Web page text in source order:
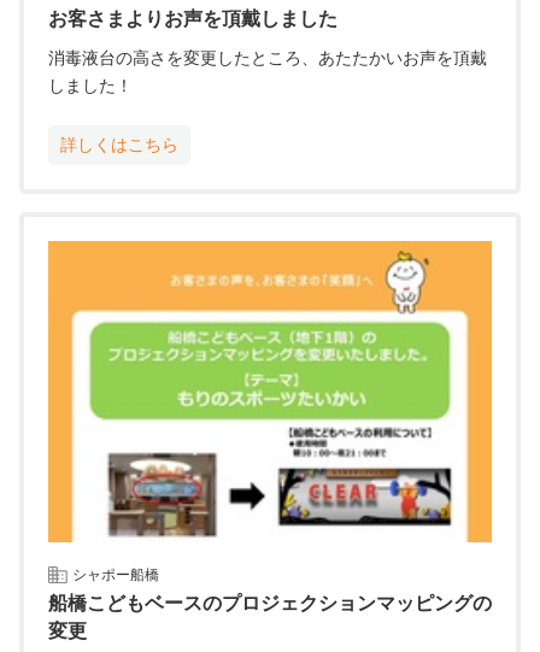
お客さまよりお声を頂戴しました
消毒液台の高さを変更したところ、あたたかいお声を頂戴
しました！
詳しくはこちら
シャポー船橋
船橋こどもベースのプロジェクションマッピングの
変更